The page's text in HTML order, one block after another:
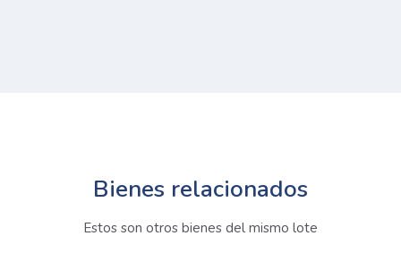
Bienes relacionados
Estos son otros bienes del mismo lote